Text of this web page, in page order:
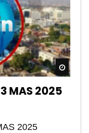
MAS 2025
2025